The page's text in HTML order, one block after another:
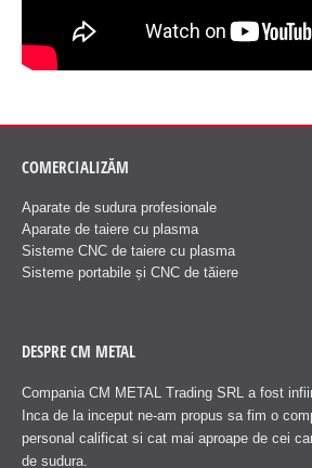
COMERCIALIZĂM
Aparate de sudura profesionale
Aparate de taiere cu plasma
Sisteme CNC de taiere cu plasma
Sisteme portabile și CNC de tăiere
DESPRE CM METAL
Compania CM METAL Trading SRL a fost
Inca de la inceput ne-am propus sa fim o
personal calificat si cat mai aproape de cei
de sudura.